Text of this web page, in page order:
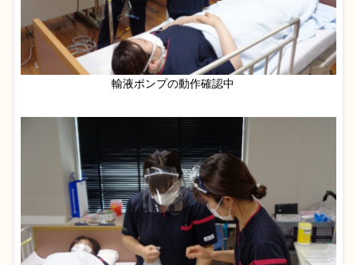
輸液ポンプの動作確認中